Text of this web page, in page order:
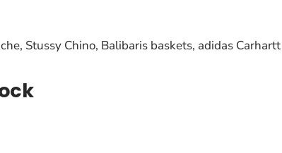
Stussy Chino, Balibaris baskets, adidas